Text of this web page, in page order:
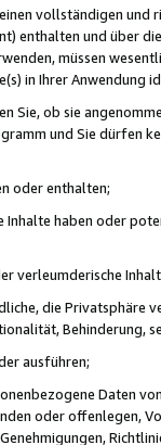
vollständigen
enthalten und über
müssen
in Ihrer Anwendung
Sie, ob sie
und Sie dürfen
oder enthalten;
haben oder
verleumderische
die Privatsphäre
Behinderung,
ausführen;
Daten
oder offenlegen,